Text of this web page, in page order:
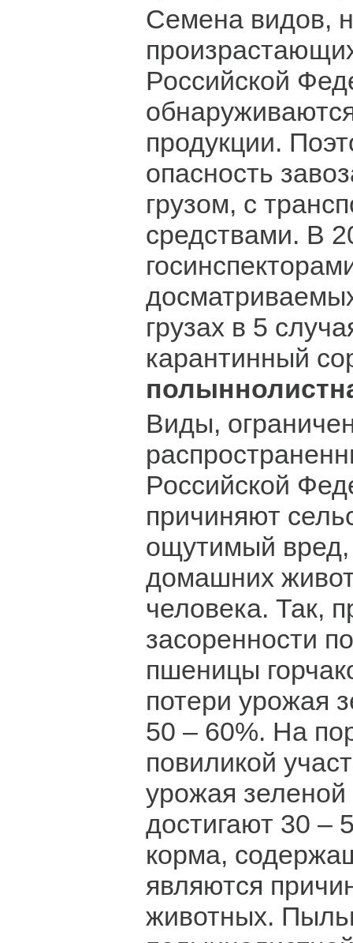
Семена видов,
Российской
продукции.
опасность
грузом, с
средствами. В
грузах в 5
карантинный
Виды,
Российской
причиняют
ощутимый
домашних
человека. Так,
засоренности
пшеницы
потери урожая
50 – 60%. На
повиликой
урожая
достигают 30 –
корма,
являются
животных.